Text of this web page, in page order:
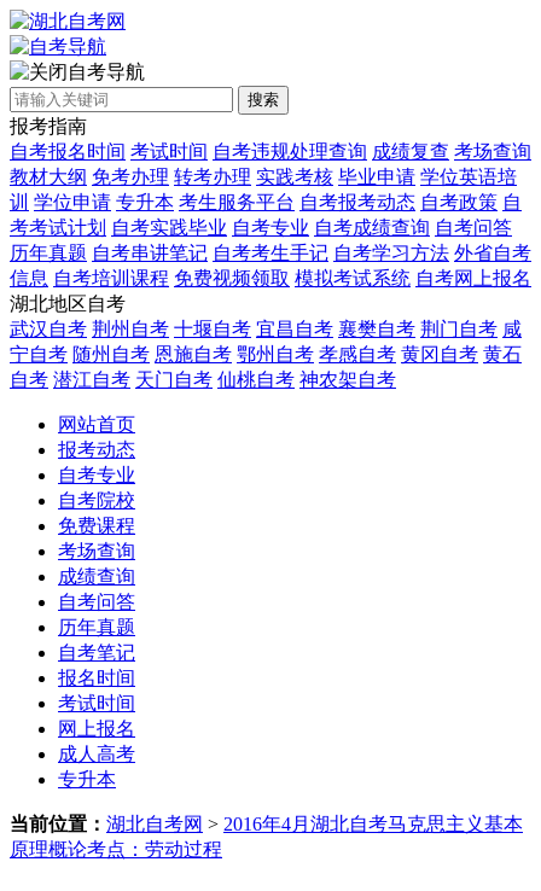
自考导航
搜索
报考指南
自考报名时间 考试时间 自考违规处理查询 成绩复查 考场查询
教材大纲 免考办理 转考办理 实践考核 毕业申请 学位英语培
训 学位申请 专升本 考生服务平台 自考报考动态 自考政策 自
考考试计划 自考实践毕业 自考专业 自考成绩查询 自考问答
历年真题 自考串讲笔记 自考考生手记 自考学习方法 外省自考
信息 自考培训课程 免费视频领取 模拟考试系统 自考网上报名
湖北地区自考
武汉自考 荆州自考 十堰自考 宜昌自考 襄樊自考 荆门自考 咸
宁自考 随州自考 恩施自考 鄂州自考 孝感自考 黄冈自考 黄石
自考 潜江自考 天门自考 仙桃自考 神农架自考
网站首页
报考动态
自考专业
自考院校
免费课程
考场查询
成绩查询
自考问答
历年真题
自考笔记
报名时间
考试时间
网上报名
成人高考
专升本
当前位置： 湖北自考网 > 2016年4月湖北自考马克思主义基本
原理概论考点：劳动过程